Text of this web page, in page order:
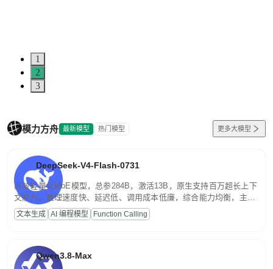
1
2
3
模力方舟 最新模型 热门模型 更多大模型
DeepSeek-V4-Flash-0731
高效轻量化MoE模型，总参284B，激活13B，原生支持百万超长上下
文能力。推理速度快、延迟低、调用成本低廉，综合能力均衡，主打
高并发、轻量化任务，适合日常对话、内容创作、基础 RAG、批量
文案处理等普惠刚需场景。
文本生成 AI 编程模型 Function Calling
Qwen3.8-Max